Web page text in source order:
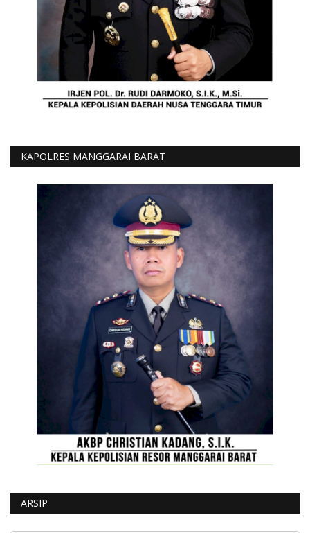
KAPOLRES MANGGARAI BARAT
ARSIP